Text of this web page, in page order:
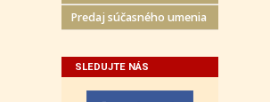
Predaj súčasného umenia
SLEDUJTE NÁS